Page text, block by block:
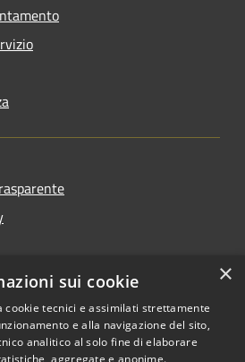
×
sui cookie
cookie tecnici e assimilati strettamente
e alla navigazione del sito,
analitico al solo fine di elaborare
aggregate e anonime.